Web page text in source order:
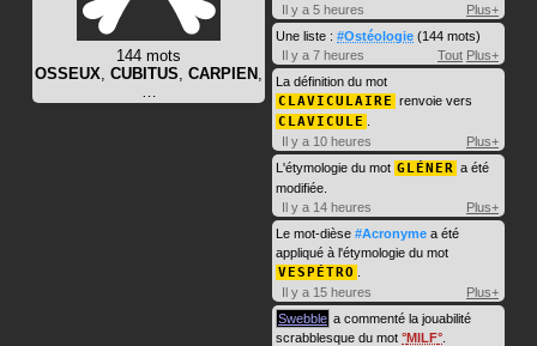
144 mots
OSSEUX, CUBITUS, CARPIEN ,
…
Il y a 5 heures
Plus+
Une liste : #Ostéologie (144 mots)
Il y a 7 heures
Tout Plus+
La définition du mot
CLAVICULAIRE renvoie vers
CLAVICULE
Il y a 10 heures
Plus+
L'étymologie du mot GLÉNER a été
modifiée.
Il y a 14 heures
Plus+
Le mot-dièse #Acronyme a été
appliqué à l'étymologie du mot
VESPÉTRO
Il y a 15 heures
Plus+
Swebble a commenté la jouabilité
scrabblesque du mot MILF